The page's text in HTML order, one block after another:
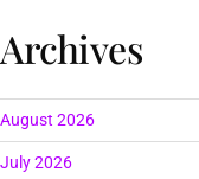
Archives
August 2026
July 2026